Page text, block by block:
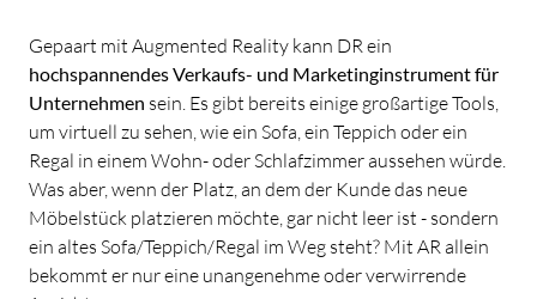
Gepaart mit Augmented Reality kann DR ein
hochspannendes Verkaufs- und Marketinginstrument für
Unternehmen sein. Es gibt bereits einige großartige Tools,
um virtuell zu sehen, wie ein Sofa, ein Teppich oder ein
Regal in einem Wohn- oder Schlafzimmer aussehen würde.
Was aber, wenn der Platz, an dem der Kunde das neue
Möbelstück platzieren möchte, gar nicht leer ist - sondern
ein altes Sofa/Teppich/Regal im Weg steht? Mit AR allein
bekommt er nur eine unangenehme oder verwirrende